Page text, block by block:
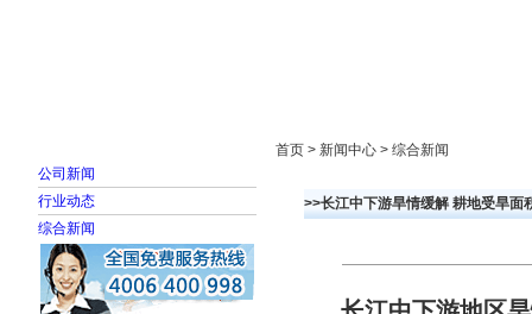
公司新闻
行业动态
综合新闻
首页 > 新闻中心 > 综合新闻
>>长江中下游旱情缓解 耕地受旱面